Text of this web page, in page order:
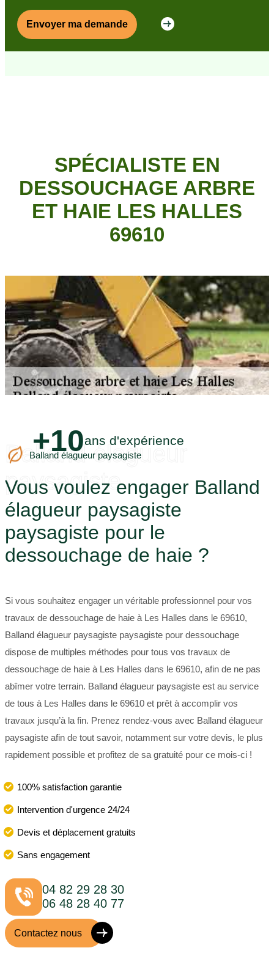
SPÉCIALISTE EN
DESSOUCHAGE ARBRE
ET HAIE LES HALLES
69610
+10ans d'expérience
Balland élagueur paysagiste
Balland élagueur
paysagiste
Vous voulez engager Balland
élagueur paysagiste
paysagiste pour le
dessouchage de haie ?
Si vous souhaitez engager un véritable professionnel pour vos
travaux de dessouchage de haie à Les Halles dans le 69610,
Balland élagueur paysagiste paysagiste pour dessouchage
dispose de multiples méthodes pour tous vos travaux de
dessouchage de haie à Les Halles dans le 69610, afin de ne pas
abîmer votre terrain. Balland élagueur paysagiste est au service
de tous à Les Halles dans le 69610 et prêt à accomplir vos
travaux jusqu’à la fin. Prenez rendez-vous avec Balland élagueur
paysagiste afin de tout savoir, notamment sur votre devis, le plus
rapidement possible et profitez de sa gratuité pour ce mois-ci !
100% satisfaction garantie
Intervention d'urgence 24/24
Devis et déplacement gratuits
Sans engagement
04 82 29 28 30
06 48 28 40 77
Contactez nous